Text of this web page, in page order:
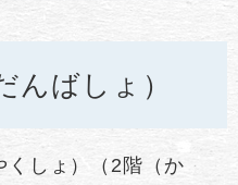
んばしょ）
くしょ）（2階（か